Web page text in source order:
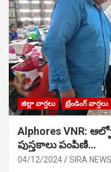
జిల్లా వార్తలు ట్రేండింగ్ వార్తలు
Alphores VNR:
పుస్తకాలు పంపిణి…
04/12/2024 SIRA NEWS